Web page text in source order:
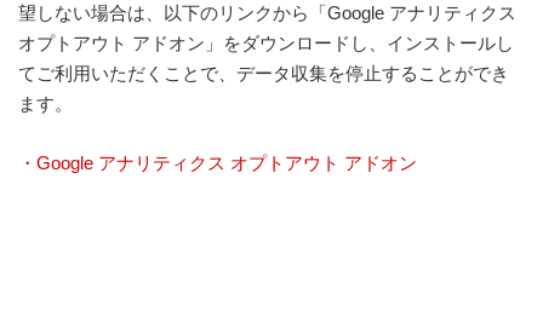
望しない場合は、以下のリンクから「Google アナリティクス
オプトアウト アドオン」をダウンロードし、インストールし
てご利用いただくことで、データ収集を停止することができ
ます。
・Google アナリティクス オプトアウト アドオン